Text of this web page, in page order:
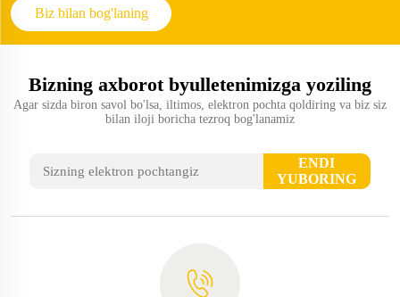
Biz bilan bog'laning
Bizning axborot byulletenimizga yoziling
Agar sizda biron savol bo'lsa, iltimos, elektron pochta qoldiring va biz siz
bilan iloji boricha tezroq bog'lanamiz
ENDI
YUBORING